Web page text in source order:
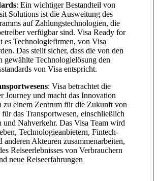
: Ein wichtiger Bestandteil von
Solutions ist die Ausweitung des
auf Zahlungstechnologien, die
verfügbar sind. Visa Ready for
es Technologiefirmen, von Visa
Das stellt sicher, dass die von den
gewählte Technologielösung den
von Visa entspricht.
: Visa betrachtet die
Journey und macht das Innovation
zu einem Zentrum für die Zukunft von
das Transportwesen, einschließlich
und Nahverkehr. Das Visa Team wird
Technologieanbietern, Fintech-
anderen Akteuren zusammenarbeiten,
Reiseerlebnisses von Verbrauchern
neue Reiseerfahrungen